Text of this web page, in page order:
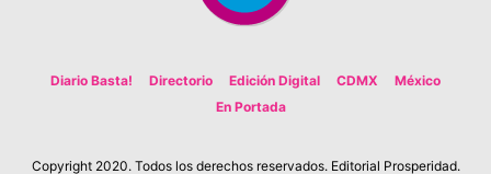
Diario Basta! Directorio Edición Digital CDMX
México
En Portada
Copyright 2020. Todos los derechos reservados. Editorial Prosperidad.